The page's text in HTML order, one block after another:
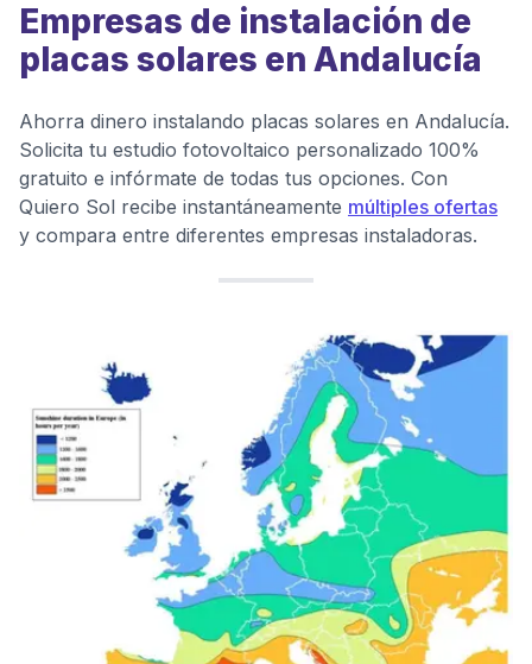
Empresas de instalación de
placas solares en Andalucía
Ahorra dinero instalando placas solares en Andalucía.
Solicita tu estudio fotovoltaico personalizado 100%
gratuito e infórmate de todas tus opciones. Con
Quiero Sol recibe instantáneamente múltiples ofertas
y compara entre diferentes empresas instaladoras.